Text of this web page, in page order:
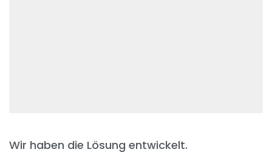
Wir haben die Lösung entwickelt.